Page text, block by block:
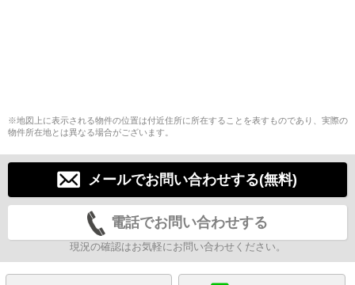
※地図上に表示される物件の位置は付近住所に所在することを表すものであり、実際の
物件所在地とは異なる場合がございます。
メールでお問い合わせする(無料)
電話でお問い合わせする
現況の確認はお気軽にお問い合わせください。